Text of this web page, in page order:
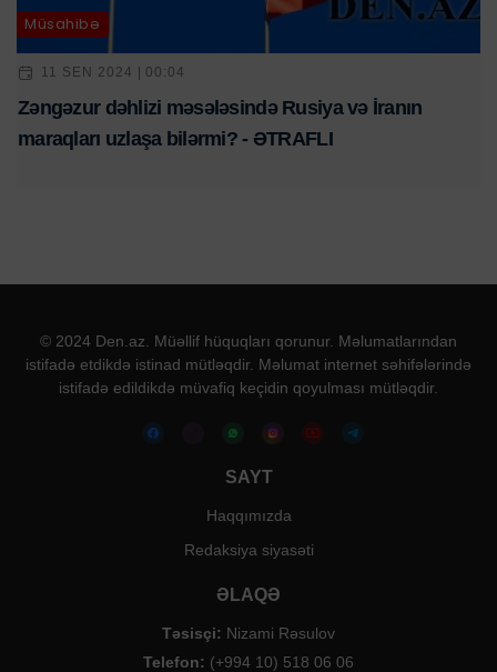
Müsahibə
11 SEN 2024 | 00:04
Zəngəzur dəhlizi məsələsində Rusiya və İranın
maraqları uzlaşa bilərmi? - ƏTRAFLI
© 2024 Den.az. Müəllif hüquqları qorunur. Məlumatlarından
istifadə etdikdə istinad mütləqdir. Məlumat internet səhifələrində
istifadə edildikdə müvafiq keçidin qoyulması mütləqdir.
SAYT
Haqqımızda
Redaksiya siyasəti
ƏLAQƏ
Təsisçi: Nizami Rəsulov
Telefon: (+994 10) 518 06 06